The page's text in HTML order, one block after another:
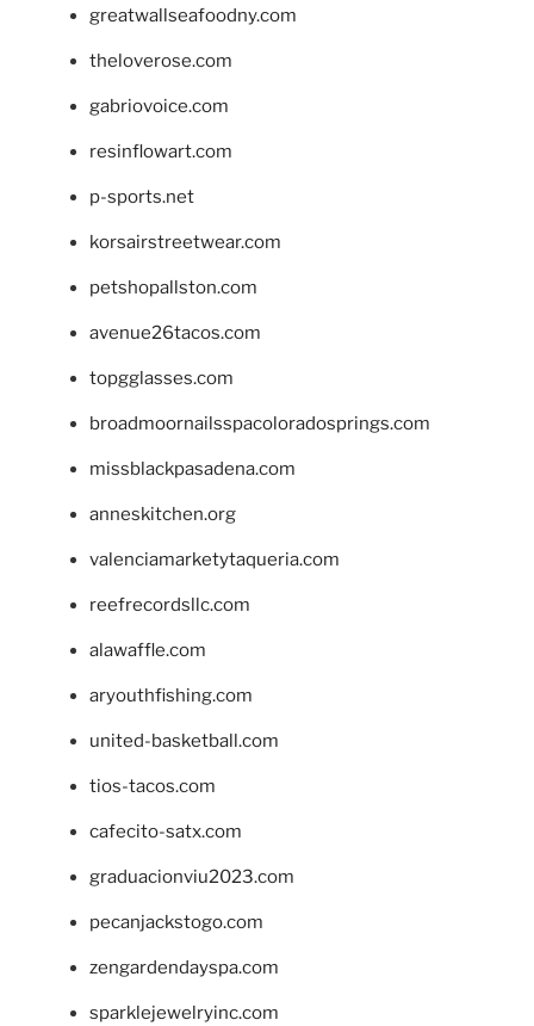
greatwallseafoodny.com
theloverose.com
gabriovoice.com
resinflowart.com
p-sports.net
korsairstreetwear.com
petshopallston.com
avenue26tacos.com
topgglasses.com
broadmoornailsspacoloradosprings.com
missblackpasadena.com
anneskitchen.org
valenciamarketytaqueria.com
reefrecordsllc.com
alawaffle.com
aryouthfishing.com
united-basketball.com
tios-tacos.com
cafecito-satx.com
graduacionviu2023.com
pecanjackstogo.com
zengardendayspa.com
sparklejewelryinc.com